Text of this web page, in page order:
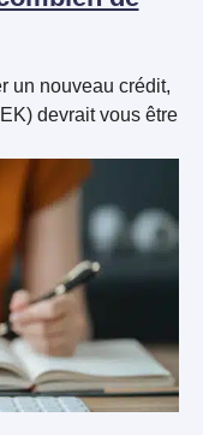
un nouveau crédit,
devrait vous être